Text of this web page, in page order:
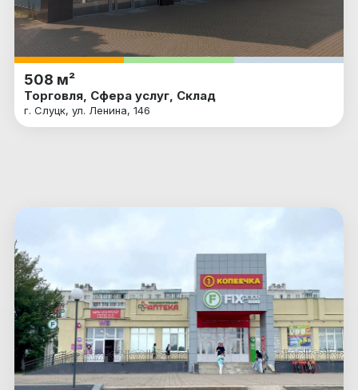
508 м²
Торговля, Сфера услуг, Склад
г. Слуцк, ул. Ленина, 146